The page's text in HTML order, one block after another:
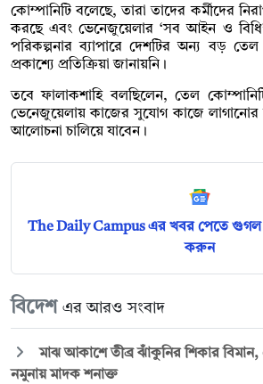
কোম্পানিটি বলেছে, তারা তাদের কর্মীদের
করছে এবং ভেনেজুয়েলার ‘সব আইন ও বিধি’
পরিকল্পনার ব্যাপারে দেশটির অন্য বড়
প্রকাশ্যে প্রতিক্রিয়া জানায়নি।
তবে ফালাকশাহি বলছিলেন, তেল
ভেনেজুয়েলায় কাজের সুযোগ কাজে লাগানোর
আলোচনা চালিয়ে যাবেন।
The Daily Campus এর খবর পেতে গুগল
করুন
বিদেশ এর আরও সংবাদ
মাঝ আকাশে তীব্র ঝাঁকুনির শিকার
নমুনায় মাদক শনাক্ত